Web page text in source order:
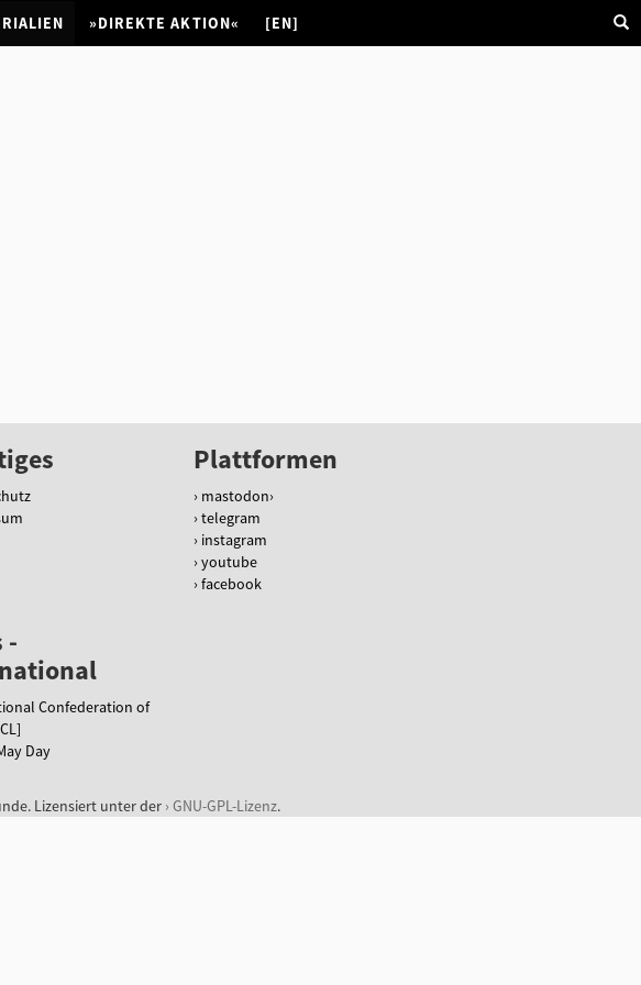
»DIREKTE AKTION« [EN]
Plattformen
mastodon
telegram
instagram
youtube
facebook
-
Confederation of
Day
Lizensiert unter der GNU-GPL-Lizenz.